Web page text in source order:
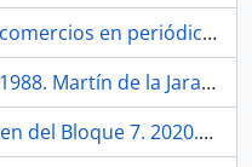
Publicidad de pequeños comercios en periódico Habla San Diego. 2021. Sevilla (España)
Recogida del espárrago. 1988. Martín de la Jara (Sevilla, España)
Recuerdos de Mari Carmen del Bloque 7. 2020. Sevilla (España).